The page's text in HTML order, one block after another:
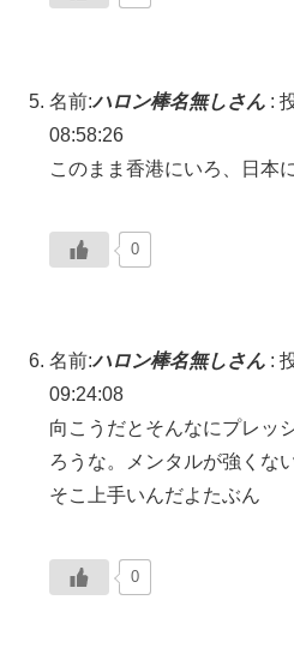
名前:ハロン棒名無しさん :
08:58:26
このまま香港にいろ、日本
0
名前:ハロン棒名無しさん :
09:24:08
向こうだとそんなにプレッ
ろうな。メンタルが強くな
そこ上手いんだよたぶん
0